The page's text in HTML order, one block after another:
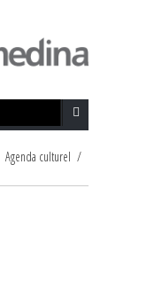
Agenda culturel /